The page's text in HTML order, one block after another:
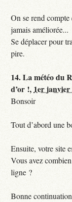
On se rend
jamais améliorée...
Se déplacer pour
pire.
14.La météo du
d’or !, 1er janvier
Bonsoir
Tout d’abord une
Ensuite, votre site
Vous avez
ligne ?
Bonne